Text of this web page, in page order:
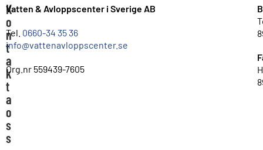
K
o
n
t
a
k
t
a
o
s
s
Vatten & Avloppscenter i Sverige AB
Tel. 0660-34 35 36
info@vattenavloppscenter.se
Org.nr 559439-7605